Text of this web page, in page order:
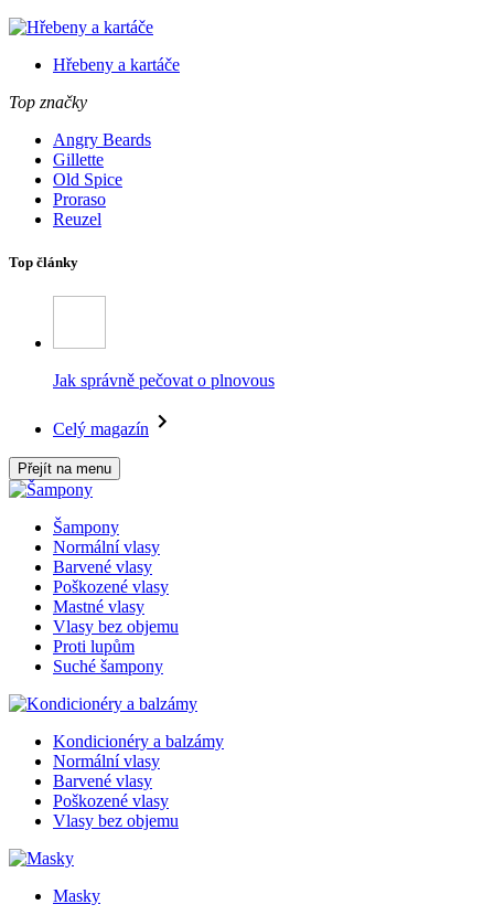
Hřebeny a kartáče
Top značky
Angry Beards
Gillette
Old Spice
Proraso
Reuzel
Top články
Jak správně pečovat o plnovous
Celý magazín
Přejít na menu
Šampony
Normální vlasy
Barvené vlasy
Poškozené vlasy
Mastné vlasy
Vlasy bez objemu
Proti lupům
Suché šampony
Kondicionéry a balzámy
Normální vlasy
Barvené vlasy
Poškozené vlasy
Vlasy bez objemu
Masky